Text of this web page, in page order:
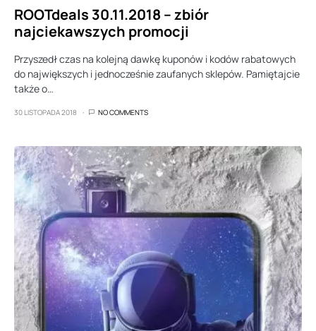
ROOTdeals 30.11.2018 – zbiór
najciekawszych promocji
Przyszedł czas na kolejną dawkę kuponów i kodów rabatowych
do największych i jednocześnie zaufanych sklepów. Pamiętajcie
także o…
30 LISTOPADA 2018 NO COMMENTS